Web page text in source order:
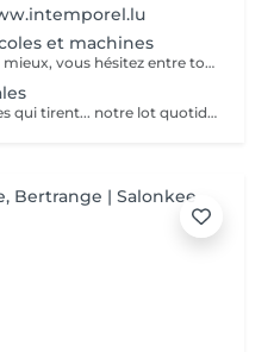
et machines
Vous désirez un soin adapté au mieux, vous hésitez entre toutes nos techniques, machines et protocoles divers. Nous avons donc mis en place ce moment privilégié avec une esthéticienne qui vous écoutera et répondra à vos attentes en vous conseillant au mieux. Les 25€ de la consultation vous seront déduits de votre soin si vous prenez rdv .
Douleurs dans la nuque, épaules qui tirent... notre lot quotidien à tous, ce massage aux huiles chaudes aromatiques détend et relaxe les muscles contractés. En complément de soin visage uniquement.